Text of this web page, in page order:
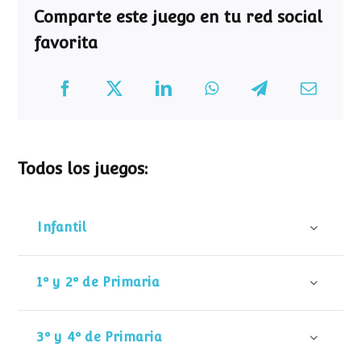
Comparte este juego en tu red social
favorita
Todos los juegos:
Infantil
1º y 2º de Primaria
3º y 4º de Primaria